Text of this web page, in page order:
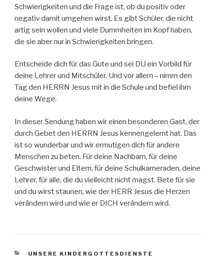
Schwierigkeiten und die Frage ist, ob du positiv oder
negativ damit umgehen wirst. Es gibt Schüler, die nicht
artig sein wollen und viele Dummheiten im Kopf haben,
die sie aber nur in Schwierigkeiten bringen.
Entscheide dich für das Gute und sei DU ein Vorbild für
deine Lehrer und Mitschüler. Und vor allem – nimm den
Tag den HERRN Jesus mit in die Schule und befiel ihm
deine Wege.
In dieser Sendung haben wir einen besonderen Gast, der
durch Gebet den HERRN Jesus kennengelernt hat. Das
ist so wunderbar und wir ermutigen dich für andere
Menschen zu beten. Für deine Nachbarn, für deine
Geschwister und Eltern, für deine Schulkameraden, deine
Lehrer, für alle, die du vielleicht nicht magst. Bete für sie
und du wirst staunen, wie der HERR Jesus die Herzen
verändern wird und wie er DICH verändern wird.
KATEGORIEN
UNSERE KINDERGOTTESDIENSTE